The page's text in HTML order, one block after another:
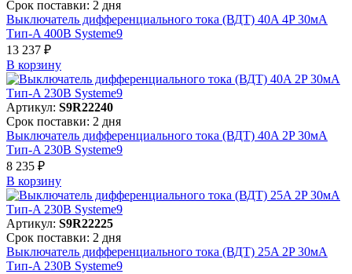
Срок поставки: 2 дня
Выключатель дифференциального тока (ВДТ) 40A 4P 30мА
Тип-A 400В Systeme9
13 237 ₽
В корзинy
Артикул: S9R22240
Срок поставки: 2 дня
Выключатель дифференциального тока (ВДТ) 40A 2P 30мА
Тип-A 230В Systeme9
8 235 ₽
В корзинy
Артикул: S9R22225
Срок поставки: 2 дня
Выключатель дифференциального тока (ВДТ) 25A 2P 30мА
Тип-A 230В Systeme9